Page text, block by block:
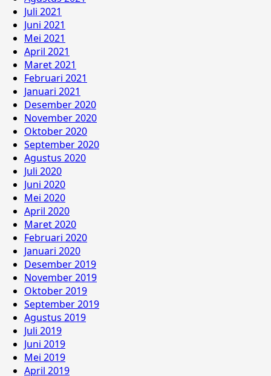
Juli 2021
Juni 2021
Mei 2021
April 2021
Maret 2021
Februari 2021
Januari 2021
Desember 2020
November 2020
Oktober 2020
September 2020
Agustus 2020
Juli 2020
Juni 2020
Mei 2020
April 2020
Maret 2020
Februari 2020
Januari 2020
Desember 2019
November 2019
Oktober 2019
September 2019
Agustus 2019
Juli 2019
Juni 2019
Mei 2019
April 2019